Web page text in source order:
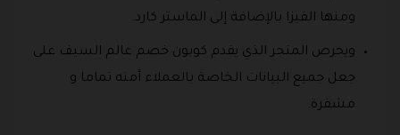
ومنها الفيزا بالإضافة إلى الماستر كارد.
ويحرص المتجر الذي يقدم كوبون خصم عالم السيف على
جعل جميع البيانات الخاصة بالعملاء أمنه تماما و
مشفرة.